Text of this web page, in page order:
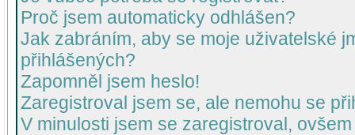
Proč jsem automaticky odhlášen?
Jak zabráním, aby se moje uživatelské
přihlášených?
Zapomněl jsem heslo!
Zaregistroval jsem se, ale nemohu se
V minulosti jsem se zaregistroval,